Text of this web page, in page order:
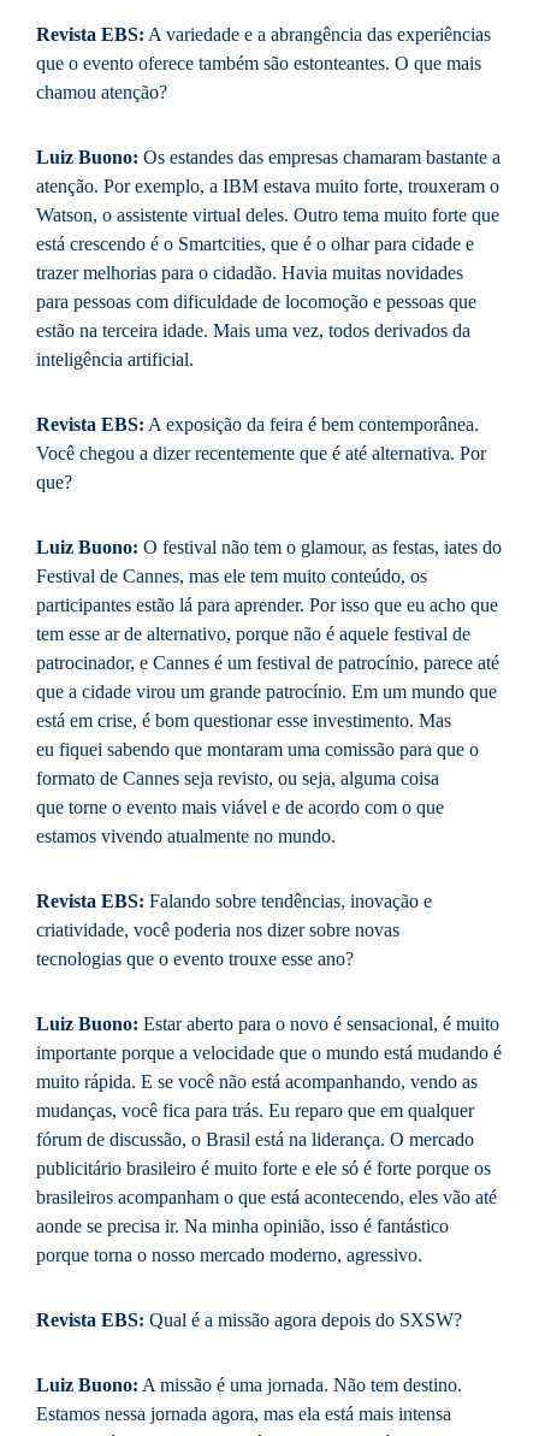
Revista EBS: A variedade e a abrangência das experiências
que o evento oferece também são estonteantes. O que mais
chamou atenção?
Luiz Buono: Os estandes das empresas chamaram bastante a
atenção. Por exemplo, a IBM estava muito forte, trouxeram o
Watson, o assistente virtual deles. Outro tema muito forte que
está crescendo é o Smartcities, que é o olhar para cidade e
trazer melhorias para o cidadão. Havia muitas novidades
para pessoas com dificuldade de locomoção e pessoas que
estão na terceira idade. Mais uma vez, todos derivados da
inteligência artificial.
Revista EBS: A exposição da feira é bem contemporânea.
Você chegou a dizer recentemente que é até alternativa. Por
que?
Luiz Buono: O festival não tem o glamour, as festas, iates do
Festival de Cannes, mas ele tem muito conteúdo, os
participantes estão lá para aprender. Por isso que eu acho que
tem esse ar de alternativo, porque não é aquele festival de
patrocinador, e Cannes é um festival de patrocínio, parece até
que a cidade virou um grande patrocínio. Em um mundo que
está em crise, é bom questionar esse investimento. Mas
eu fiquei sabendo que montaram uma comissão para que o
formato de Cannes seja revisto, ou seja, alguma coisa
que torne o evento mais viável e de acordo com o que
estamos vivendo atualmente no mundo.
Revista EBS: Falando sobre tendências, inovação e
criatividade, você poderia nos dizer sobre novas
tecnologias que o evento trouxe esse ano?
Luiz Buono: Estar aberto para o novo é sensacional, é muito
importante porque a velocidade que o mundo está mudando é
muito rápida. E se você não está acompanhando, vendo as
mudanças, você fica para trás. Eu reparo que em qualquer
fórum de discussão, o Brasil está na liderança. O mercado
publicitário brasileiro é muito forte e ele só é forte porque os
brasileiros acompanham o que está acontecendo, eles vão até
aonde se precisa ir. Na minha opinião, isso é fantástico
porque torna o nosso mercado moderno, agressivo.
Revista EBS: Qual é a missão agora depois do SXSW?
Luiz Buono: A missão é uma jornada. Não tem destino.
Estamos nessa jornada agora, mas ela está mais intensa